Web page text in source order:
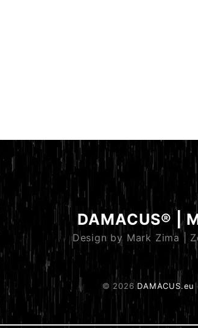
DAMACUS® |
Design by Mark Zima |
© 2026 DAMACUS.eu